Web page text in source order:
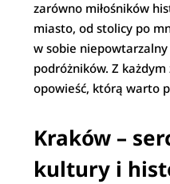
zarówno miłośników
miasto, od stolicy po
w sobie
podróżników. Z
opowieść, którą warto
Kraków –
kultury i